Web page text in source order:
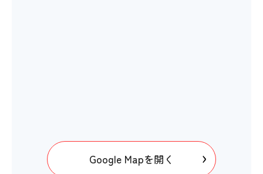
×
Google Mapを開く